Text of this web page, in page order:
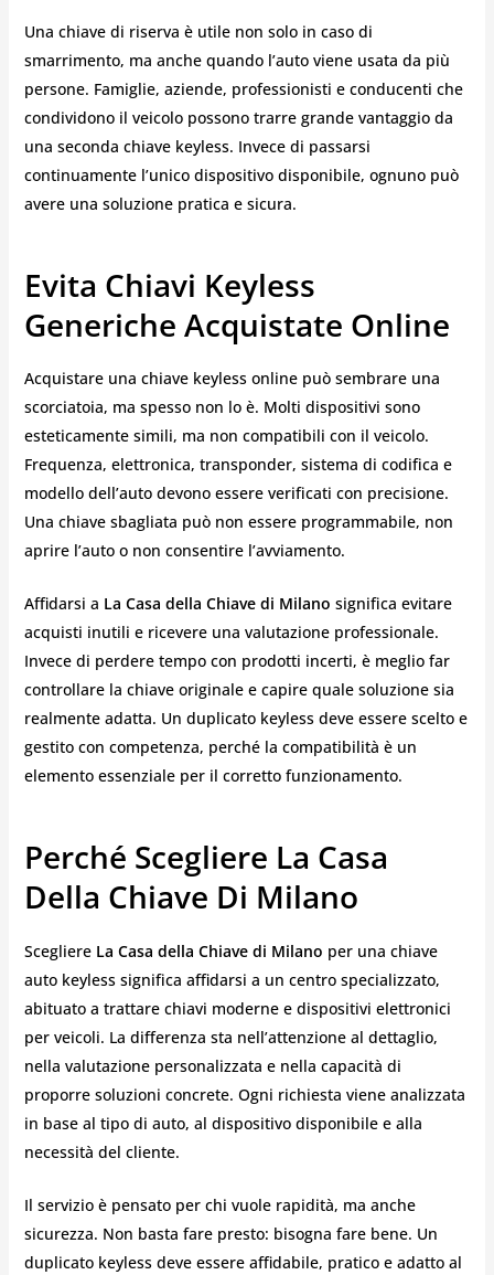
Una chiave di riserva è utile non solo in caso di
smarrimento, ma anche quando l’auto viene usata da più
persone. Famiglie, aziende, professionisti e conducenti che
condividono il veicolo possono trarre grande vantaggio da
una seconda chiave keyless. Invece di passarsi
continuamente l’unico dispositivo disponibile, ognuno può
avere una soluzione pratica e sicura.
Evita Chiavi Keyless
Generiche Acquistate Online
Acquistare una chiave keyless online può sembrare una
scorciatoia, ma spesso non lo è. Molti dispositivi sono
esteticamente simili, ma non compatibili con il veicolo.
Frequenza, elettronica, transponder, sistema di codifica e
modello dell’auto devono essere verificati con precisione.
Una chiave sbagliata può non essere programmabile, non
aprire l’auto o non consentire l’avviamento.
Affidarsi a La Casa della Chiave di Milano significa evitare
acquisti inutili e ricevere una valutazione professionale.
Invece di perdere tempo con prodotti incerti, è meglio far
controllare la chiave originale e capire quale soluzione sia
realmente adatta. Un duplicato keyless deve essere scelto e
gestito con competenza, perché la compatibilità è un
elemento essenziale per il corretto funzionamento.
Perché Scegliere La Casa
Della Chiave Di Milano
Scegliere La Casa della Chiave di Milano per una chiave
auto keyless significa affidarsi a un centro specializzato,
abituato a trattare chiavi moderne e dispositivi elettronici
per veicoli. La differenza sta nell’attenzione al dettaglio,
nella valutazione personalizzata e nella capacità di
proporre soluzioni concrete. Ogni richiesta viene analizzata
in base al tipo di auto, al dispositivo disponibile e alla
necessità del cliente.
Il servizio è pensato per chi vuole rapidità, ma anche
sicurezza. Non basta fare presto: bisogna fare bene. Un
duplicato keyless deve essere affidabile, pratico e adatto al